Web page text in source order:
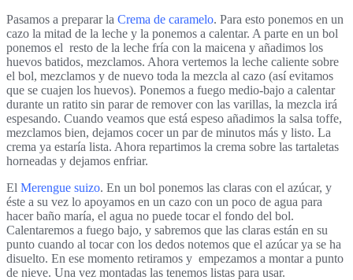
Pasamos a preparar la Crema de caramelo. Para esto ponemos en un
cazo la mitad de la leche y la ponemos a calentar. A parte en un bol
ponemos el resto de la leche fría con la maicena y añadimos los
huevos batidos, mezclamos. Ahora vertemos la leche caliente sobre
el bol, mezclamos y de nuevo toda la mezcla al cazo (así evitamos
que se cuajen los huevos). Ponemos a fuego medio-bajo a calentar
durante un ratito sin parar de remover con las varillas, la mezcla irá
espesando. Cuando veamos que está espeso añadimos la salsa toffe,
mezclamos bien, dejamos cocer un par de minutos más y listo. La
crema ya estaría lista. Ahora repartimos la crema sobre las tartaletas
horneadas y dejamos enfriar.
El Merengue suizo. En un bol ponemos las claras con el azúcar, y
éste a su vez lo apoyamos en un cazo con un poco de agua para
hacer baño maría, el agua no puede tocar el fondo del bol.
Calentaremos a fuego bajo, y sabremos que las claras están en su
punto cuando al tocar con los dedos notemos que el azúcar ya se ha
disuelto. En ese momento retiramos y empezamos a montar a punto
de nieve. Una vez montadas las tenemos listas para usar.